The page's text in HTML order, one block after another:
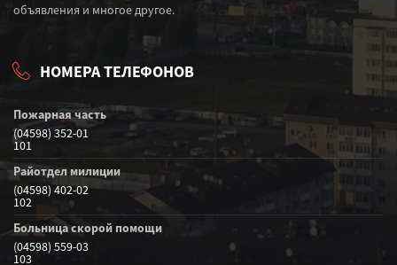
объявления и многое другое.
НОМЕРА ТЕЛЕФОНОВ
Пожарная часть
(04598) 352-01
101
Райотдел милиции
(04598) 402-02
102
Больница скорой помощи
(04598) 559-03
103